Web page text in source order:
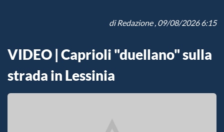
diRedazione, 09/08/2026 6:15
VIDEO | Caprioli "duellano" sulla
strada in Lessinia